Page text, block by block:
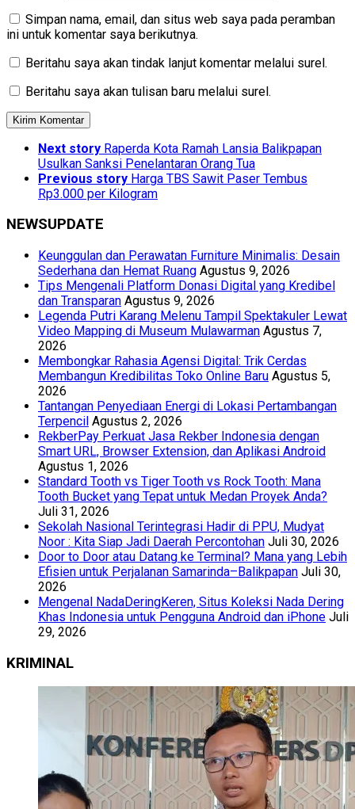
Simpan nama, email, dan situs web saya pada peramban
ini untuk komentar saya berikutnya.
Beritahu saya akan tindak lanjut komentar melalui surel.
Beritahu saya akan tulisan baru melalui surel.
Next story Raperda Kota Ramah Lansia Balikpapan
Usulkan Sanksi Penelantaran Orang Tua
Previous story Harga TBS Sawit Paser Tembus
Rp3.000 per Kilogram
NEWSUPDATE
Keunggulan dan Perawatan Furniture Minimalis: Desain
Sederhana dan Hemat Ruang Agustus 9, 2026
Tips Mengenali Platform Donasi Digital yang Kredibel
dan Transparan Agustus 9, 2026
Legenda Putri Karang Melenu Tampil Spektakuler Lewat
Video Mapping di Museum Mulawarman Agustus 7,
2026
Membongkar Rahasia Agensi Digital: Trik Cerdas
Membangun Kredibilitas Toko Online Baru Agustus 5,
2026
Tantangan Penyediaan Energi di Lokasi Pertambangan
Terpencil Agustus 2, 2026
RekberPay Perkuat Jasa Rekber Indonesia dengan
Smart URL, Browser Extension, dan Aplikasi Android
Agustus 1, 2026
Standard Tooth vs Tiger Tooth vs Rock Tooth: Mana
Tooth Bucket yang Tepat untuk Medan Proyek Anda?
Juli 31, 2026
Sekolah Nasional Terintegrasi Hadir di PPU, Mudyat
Noor : Kita Siap Jadi Daerah Percontohan Juli 30, 2026
Door to Door atau Datang ke Terminal? Mana yang Lebih
Efisien untuk Perjalanan Samarinda–Balikpapan Juli 30,
2026
Mengenal NadaDeringKeren, Situs Koleksi Nada Dering
Khas Indonesia untuk Pengguna Android dan iPhone Juli
29, 2026
KRIMINAL